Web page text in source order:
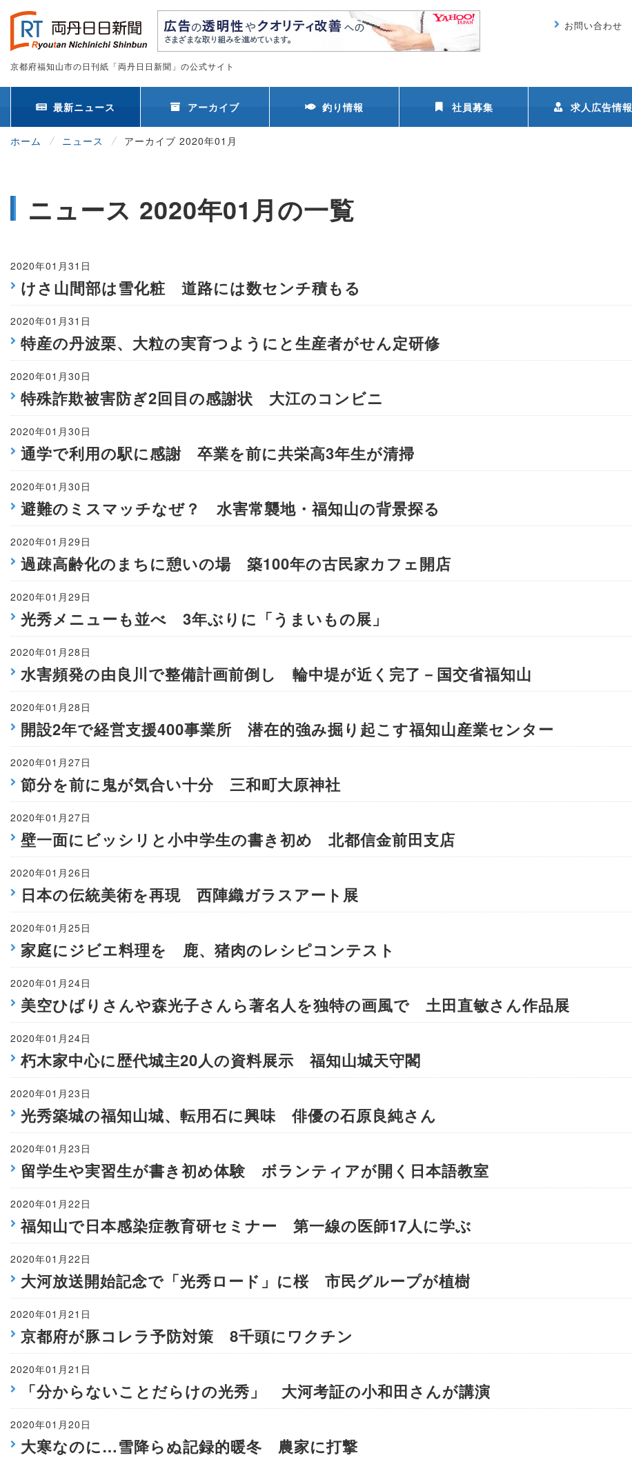
京都府福知山市の日刊紙「両丹日日新聞」の公式サイト
お問い合わせ
最新ニュース アーカイブ 釣り情報 社員募集 求人広告情報
ホーム ニュース アーカイブ 2020年01月
ニュース 2020年01月の一覧
2020年01月31日
けさ山間部は雪化粧 道路には数センチ積もる
2020年01月31日
特産の丹波栗、大粒の実育つようにと生産者がせん定研修
2020年01月30日
特殊詐欺被害防ぎ2回目の感謝状 大江のコンビニ
2020年01月30日
通学で利用の駅に感謝 卒業を前に共栄高3年生が清掃
2020年01月30日
避難のミスマッチなぜ？ 水害常襲地・福知山の背景探る
2020年01月29日
過疎高齢化のまちに憩いの場 築100年の古民家カフェ開店
2020年01月29日
光秀メニューも並べ 3年ぶりに「うまいもの展」
2020年01月28日
水害頻発の由良川で整備計画前倒し 輪中堤が近く完了－国交省福知山
2020年01月28日
開設2年で経営支援400事業所 潜在的強み掘り起こす福知山産業センター
2020年01月27日
節分を前に鬼が気合い十分 三和町大原神社
2020年01月27日
壁一面にビッシリと小中学生の書き初め 北都信金前田支店
2020年01月26日
日本の伝統美術を再現 西陣織ガラスアート展
2020年01月25日
家庭にジビエ料理を 鹿、猪肉のレシピコンテスト
2020年01月24日
美空ひばりさんや森光子さんら著名人を独特の画風で 土田直敏さん作品展
2020年01月24日
朽木家中心に歴代城主20人の資料展示 福知山城天守閣
2020年01月23日
光秀築城の福知山城、転用石に興味 俳優の石原良純さん
2020年01月23日
留学生や実習生が書き初め体験 ボランティアが開く日本語教室
2020年01月22日
福知山で日本感染症教育研セミナー 第一線の医師17人に学ぶ
2020年01月22日
大河放送開始記念で「光秀ロード」に桜 市民グループが植樹
2020年01月21日
京都府が豚コレラ予防対策 8千頭にワクチン
2020年01月21日
「分からないことだらけの光秀」 大河考証の小和田さんが講演
2020年01月20日
大寒なのに…雪降らぬ記録的暖冬 農家に打撃